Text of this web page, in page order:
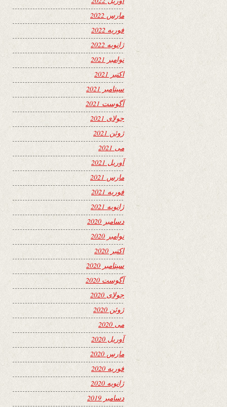
مارس 2022
فوریه 2022
ژانویه 2022
نوامبر 2021
اکتبر 2021
سپتامبر 2021
آگوست 2021
جولای 2021
ژوئن 2021
می 2021
آوریل 2021
مارس 2021
فوریه 2021
ژانویه 2021
دسامبر 2020
نوامبر 2020
اکتبر 2020
سپتامبر 2020
آگوست 2020
جولای 2020
ژوئن 2020
می 2020
آوریل 2020
مارس 2020
فوریه 2020
ژانویه 2020
دسامبر 2019